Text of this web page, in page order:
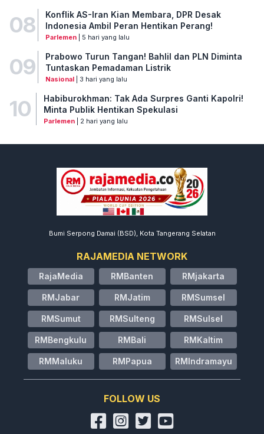
08
Konflik AS-Iran Kian Membara, DPR Desak
Indonesia Ambil Peran Hentikan Perang!
Parlemen| 5 hari yang lalu
09
Prabowo Turun Tangan! Bahlil dan PLN Diminta
Tuntaskan Pemadaman Listrik
Nasional| 3 hari yang lalu
10
Habiburokhman: Tak Ada Surpres Ganti Kapolri!
Minta Publik Hentikan Spekulasi
Parlemen| 2 hari yang lalu
Bumi Serpong Damai (BSD), Kota Tangerang Selatan
RAJAMEDIA NETWORK
RajaMedia RMBanten RMjakarta
RMJabar RMJatim RMSumsel
RMSumut RMSulteng RMSulsel
RMBengkulu RMBali RMKaltim
RMMaluku RMPapua RMIndramayu
FOLLOW US